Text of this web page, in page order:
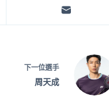
下一位選手
周天成